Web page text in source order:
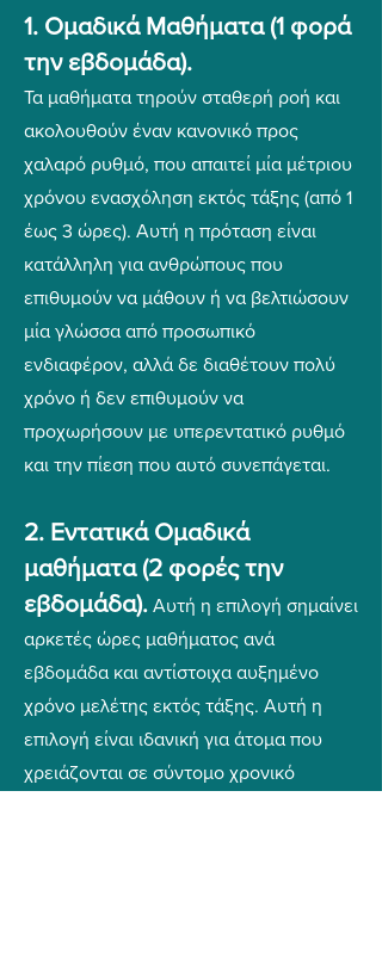
1. Ομαδικά Μαθήματα (1 φορά
την εβδομάδα).
Τα μαθήματα τηρούν σταθερή ροή και
ακολουθούν έναν κανονικό προς
χαλαρό ρυθμό, που απαιτεί μία μέτριου
χρόνου ενασχόληση εκτός τάξης (από 1
έως 3 ώρες). Αυτή η πρόταση είναι
κατάλληλη για ανθρώπους που
επιθυμούν να μάθουν ή να βελτιώσουν
μία γλώσσα από προσωπικό
ενδιαφέρον, αλλά δε διαθέτουν πολύ
χρόνο ή δεν επιθυμούν να
προχωρήσουν με υπερεντατικό ρυθμό
και την πίεση που αυτό συνεπάγεται.
2. Εντατικά Ομαδικά
μαθήματα (2 φορές την
εβδομάδα). Αυτή η επιλογή σημαίνει
αρκετές ώρες μαθήματος ανά
εβδομάδα και αντίστοιχα αυξημένο
χρόνο μελέτης εκτός τάξης. Αυτή η
επιλογή είναι ιδανική για άτομα που
χρειάζονται σε σύντομο χρονικό